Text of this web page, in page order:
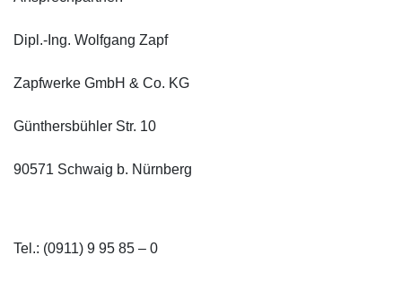
Dipl.-Ing. Wolfgang Zapf
Zapfwerke GmbH & Co. KG
Günthersbühler Str. 10
90571 Schwaig b. Nürnberg
Tel.: (0911) 9 95 85 – 0